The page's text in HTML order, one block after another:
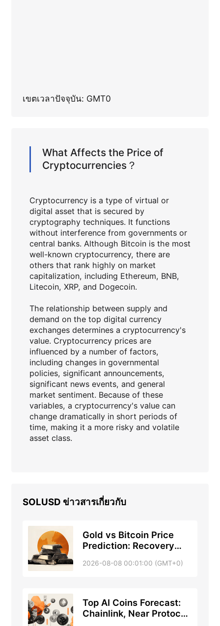
เขตเวลาปัจจุบัน: GMT0
What Affects the Price of
Cryptocurrencies？
Cryptocurrency is a type of virtual or
digital asset that is secured by
cryptography techniques. It functions
without interference from governments or
central banks. Although Bitcoin is the most
well-known cryptocurrency, there are
others that rank highly on market
capitalization, including Ethereum, BNB,
Litecoin, XRP, and Dogecoin.
The relationship between supply and
demand on the top digital currency
exchanges determines a cryptocurrency's
value. Cryptocurrency prices are
influenced by a number of factors,
including changes in governmental
policies, significant announcements,
significant news events, and general
market sentiment. Because of these
variables, a cryptocurrency's value can
change dramatically in short periods of
time, making it a more risky and volatile
asset class.
SOLUSD ข่าวสารเกี่ยวกับ
Gold vs Bitcoin Price
Prediction: Recovery
unexpected decline in
2026-08-08 00:01:00 (GMT+0)
Top AI Coins Forecast:
Chainlink, Near Protocol